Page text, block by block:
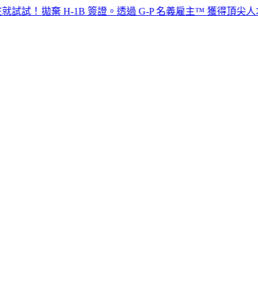
拋棄 H-1B 簽證。透過 G-P 名義雇主™ 獲得頂尖人才。​​